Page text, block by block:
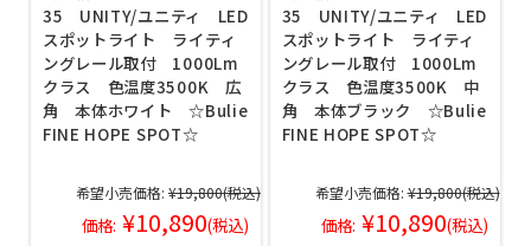
35 UNITY/ユニティ LED
スポットライト ライティ
ングレール取付 1000Lm
クラス 色温度3500K 広
角 本体ホワイト ☆Bulie
FINE HOPE SPOT☆
希望小売価格: ¥19,800(税込)
価格: ¥10,890(税込)
35 UNITY/ユニティ LED
スポットライト ライティ
ングレール取付 1000Lm
クラス 色温度3500K 中
角 本体ブラック ☆Bulie
FINE HOPE SPOT☆
希望小売価格: ¥19,800(税込)
価格: ¥10,890(税込)